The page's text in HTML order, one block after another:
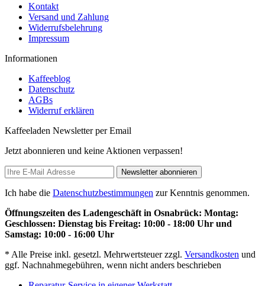
Kontakt
Versand und Zahlung
Widerrufsbelehrung
Impressum
Informationen
Kaffeeblog
Datenschutz
AGBs
Widerruf erklären
Kaffeeladen Newsletter per Email
Jetzt abonnieren und keine Aktionen verpassen!
Newsletter abonnieren
Ich habe die Datenschutzbestimmungen zur Kenntnis genommen.
Öffnungszeiten des Ladengeschäft in Osnabrück: Montag:
Geschlossen: Dienstag bis Freitag: 10:00 - 18:00 Uhr und
Samstag: 10:00 - 16:00 Uhr
* Alle Preise inkl. gesetzl. Mehrwertsteuer zzgl. Versandkosten und
ggf. Nachnahmegebühren, wenn nicht anders beschrieben